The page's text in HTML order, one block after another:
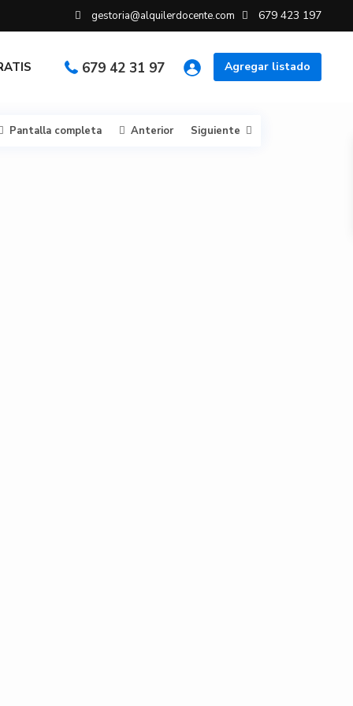
gestoria@alquilerdocente.com 679 423 197
Agregar listado
679 42 31 97
Pantalla completa Anterior Siguiente